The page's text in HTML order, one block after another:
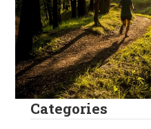
Categories